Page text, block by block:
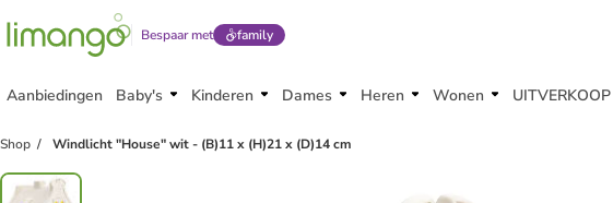
Bespaar met family
Aanbiedingen Baby's Kinderen Dames Heren Wonen UITVERKOOP
Shop Windlicht "House" wit - (B)11 x (H)21 x (D)14 cm